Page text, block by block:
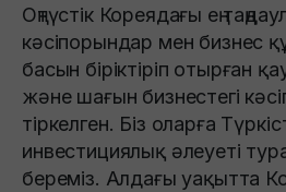
Оңтүстік Кореядағы ең
кәсіпорындар мен бизнес
басын біріктіріп отырған
және шағын бизнестегі
тіркелген. Біз оларға
инвестициялық әлеуеті
береміз. Алдағы уақытта